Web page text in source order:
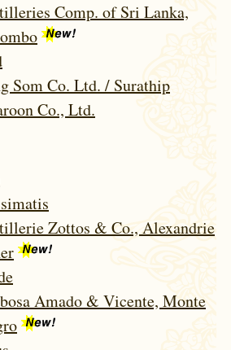
Comp. of Sri Lanka,
Som Co. Ltd. / Surathip
Co., Ltd.
Zottos & Co., Alexandrie
Amado & Vicente, Monte